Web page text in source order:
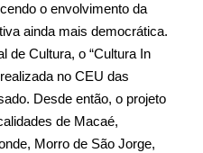
o envolvimento da
ainda mais democrática.
de Cultura, o “Cultura In
no CEU das
Desde então, o projeto
de Macaé,
Morro de São Jorge,